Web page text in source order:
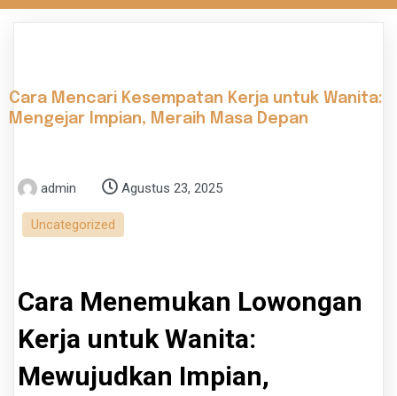
Cara Mencari Kesempatan Kerja untuk Wanita:
Mengejar Impian, Meraih Masa Depan
admin Agustus 23, 2025
Uncategorized
Cara Menemukan Lowongan
Kerja untuk Wanita:
Mewujudkan Impian,